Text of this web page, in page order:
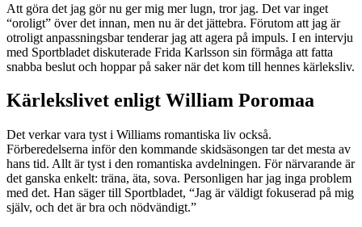
Att göra det jag gör nu ger mig mer lugn, tror jag. Det var inget
“oroligt” över det innan, men nu är det jättebra. Förutom att jag är
otroligt anpassningsbar tenderar jag att agera på impuls. I en intervju
med Sportbladet diskuterade Frida Karlsson sin förmåga att fatta
snabba beslut och hoppar på saker när det kom till hennes kärleksliv.
Kärlekslivet enligt William Poromaa
Det verkar vara tyst i Williams romantiska liv också.
Förberedelserna inför den kommande skidsäsongen tar det mesta av
hans tid. Allt är tyst i den romantiska avdelningen. För närvarande är
det ganska enkelt: träna, äta, sova. Personligen har jag inga problem
med det. Han säger till Sportbladet, “Jag är väldigt fokuserad på mig
själv, och det är bra och nödvändigt.”